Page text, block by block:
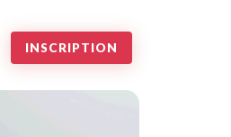
INSCRIPTION